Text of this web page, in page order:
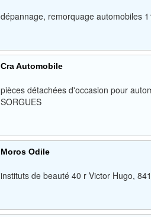
dépannage, remorquage automobiles
Cra Automobile
pièces détachées d'occasion pour
SORGUES
Moros Odile
instituts de beauté 40 r Victor Hugo,